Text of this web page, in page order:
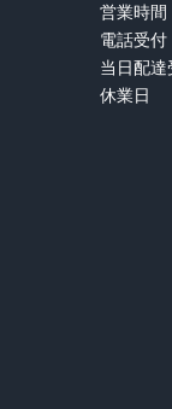
営業時間
電話受付
当日配
休業日